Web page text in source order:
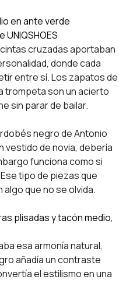
cintas cruzadas aportaban
donde cada
entre sí. Los zapatos de
trompeta son un acierto
sin parar de bailar.
negro de Antonio
vestido de novia, debería
funciona como si
tipo de piezas que
que no se olvida.
esa armonía natural,
añadía un contraste
el estilismo en una